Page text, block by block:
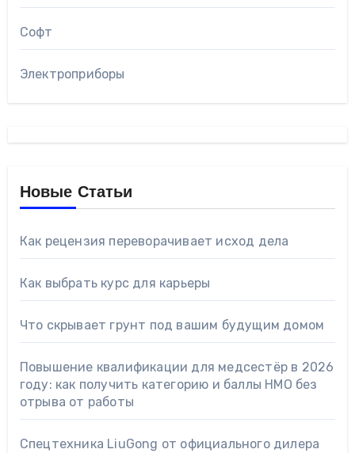
Софт
Электроприборы
Новые Статьи
Как рецензия переворачивает исход дела
Как выбрать курс для карьеры
Что скрывает грунт под вашим будущим домом
Повышение квалификации для медсестёр в 2026
году: как получить категорию и баллы НМО без
отрыва от работы
Спецтехника LiuGong от официального дилера